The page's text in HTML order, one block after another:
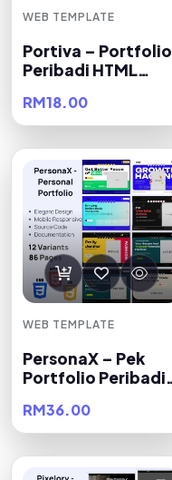
WEB TEMPLATE
Portiva – Portfolio
Peribadi HTML
RM18.00
WEB TEMPLATE
PersonaX – Pek
Portfolio Peribadi
RM36.00